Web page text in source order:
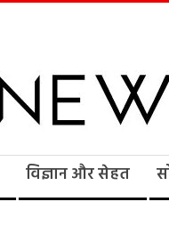
विज्ञान और सेहत